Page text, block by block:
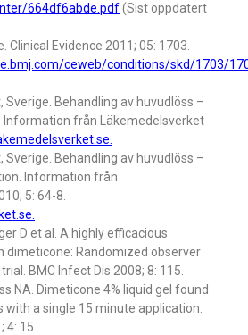
664df6abde.pdf(Sist oppdatert
Clinical Evidence 2011; 05: 1703.
ceweb/conditions/skd/1703/
Sverige. Behandling av huvudlöss –
från Läkemedelsverket
Sverige. Behandling av huvudlöss –
Information från
5: 64-8.
D et al. A highly efficacious
dimeticone: Randomized observer
BMC Infect Dis 2008; 8: 115.
NA. Dimeticone 4% liquid gel found
with a single 15 minute application.
4: 15.